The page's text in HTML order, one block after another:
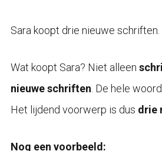
Sara koopt drie nieuwe schriften.
Wat koopt Sara? Niet alleen
nieuwe schriften . De hele
Het lijdend voorwerp is dus drie
Nog een voorbeeld: